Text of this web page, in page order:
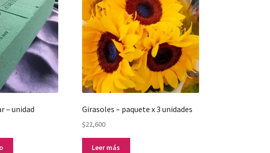
– unidad Girasoles – paquete x 3 unidades
$22,600
Leer más